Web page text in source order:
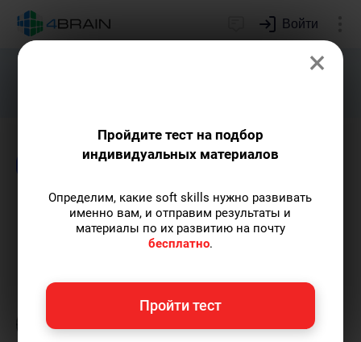
Войти
Подарим индивидуальный план
Психология
Импринтинг: что это такое
и как он работает
Григорий Кшеминский
Пишу статьи по теме «Психология»
только, а также рекомендую курс«Лучшие
×
Пройдите тест на подбор
индивидуальных материалов
Определим, какие soft skills нужно развивать
именно вам, и отправим результаты и
материалы по их развитию на почту
бесплатно.
Пройти тест